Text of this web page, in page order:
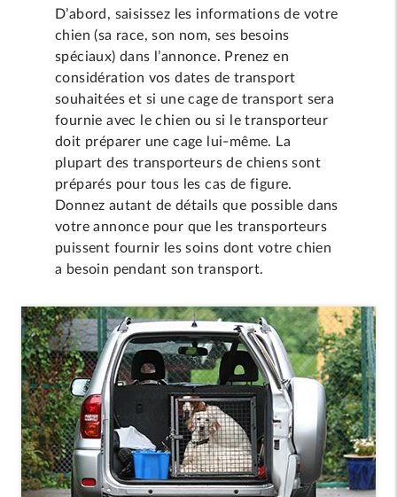
D’abord, saisissez les informations de votre
chien (sa race, son nom, ses besoins
spéciaux) dans l’annonce. Prenez en
considération vos dates de transport
souhaitées et si une cage de transport sera
fournie avec le chien ou si le transporteur
doit préparer une cage lui-même. La
plupart des transporteurs de chiens sont
préparés pour tous les cas de figure.
Donnez autant de détails que possible dans
votre annonce pour que les transporteurs
puissent fournir les soins dont votre chien
a besoin pendant son transport.